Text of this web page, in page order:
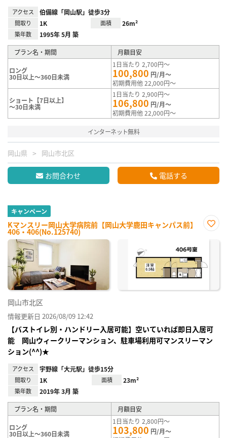
アクセス 伯備線「岡山駅」徒歩3分
間取り 1K 面積 26m²
築年数 1995年 5月 築
プラン名・期間 月額目安
ロング
30日以上～360日未満
1日当たり 2,700円～
100,800 円/月～
初期費用他 22,000円～
ショート【7日以上】
～30日未満
1日当たり 2,900円～
106,800 円/月～
初期費用他 22,000円～
インターネット無料
岡山県 岡山市北区
お問合わせ 電話する
キャンペーン
Kマンスリー岡山大学病院前【岡山大学鹿田キャンパス前】
406・406(No.125740)
に入
岡山市北区
情報更新日 2026/08/09 12:42
【バストイレ別・ハンドリー入居可能】空いていれば即日入居可
能 岡山ウィークリーマンション、駐車場利用可マンスリーマン
ション(^^)★
アクセス 宇野線「大元駅」徒歩15分
間取り 1K 面積 23m²
築年数 2019年 3月 築
プラン名・期間 月額目安
ロング
30日以上～360日未満
1日当たり 2,800円～
103,800 円/月～